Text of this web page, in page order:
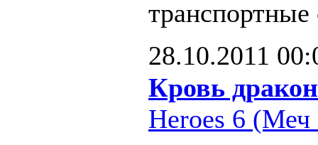
транспортные
28.10.2011
Кровь
Heroes 6 (Меч